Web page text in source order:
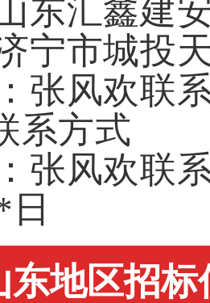
东汇鑫建
宁市城投
张风欢联
系方式
张风欢联
东地区招标